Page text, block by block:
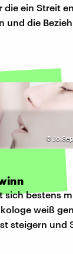
die ein Streit
und die
©
sich bestens
weiß
steigern und